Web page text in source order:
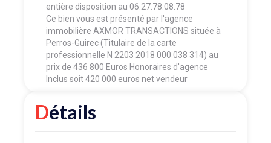
entière disposition au 06.27.78.08.78
Ce bien vous est présenté par l'agence
immobilière AXMOR TRANSACTIONS située à
Perros-Guirec (Titulaire de la carte
professionnelle N 2203 2018 000 038 314) au
prix de 436 800 Euros Honoraires d'agence
Inclus soit 420 000 euros net vendeur
Détails